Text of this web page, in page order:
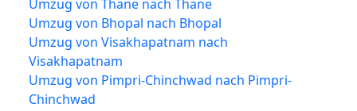
Umzug von Thane nach Thane
Umzug von Bhopal nach Bhopal
Umzug von Visakhapatnam nach
Visakhapatnam
Umzug von Pimpri-Chinchwad nach Pimpri-
Chinchwad